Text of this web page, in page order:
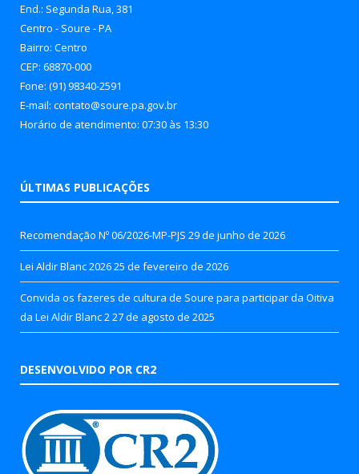
End.: Segunda Rua, 381
Centro - Soure - PA
Bairro: Centro
CEP: 68870-000
Fone: (91) 98340-2591
E-mail: contato@soure.pa.gov.br
Horário de atendimento: 07:30 às 13:30
ÚLTIMAS PUBLICAÇÕES
Recomendação Nº 06/2026-MP-PJS 29 de junho de 2026
Lei Aldir Blanc 202625 de fevereiro de 2026
Convida os fazeres de cultura de Soure para participar da Oitiva
da Lei Aldir Blanc 2 27 de agosto de 2025
DESENVOLVIDO POR CR2